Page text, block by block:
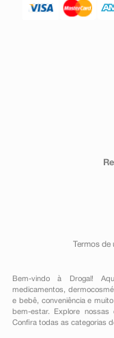
Termos de
Bem-vindo à Drogal!
medicamentos ,
e bebê, conveniênciae muito
bem-estar. Explore
Confira todas as categorias